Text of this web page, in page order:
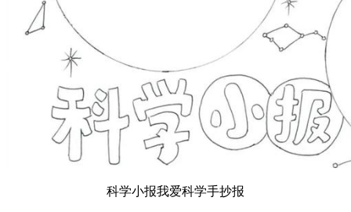
科学小报我爱科学手抄报